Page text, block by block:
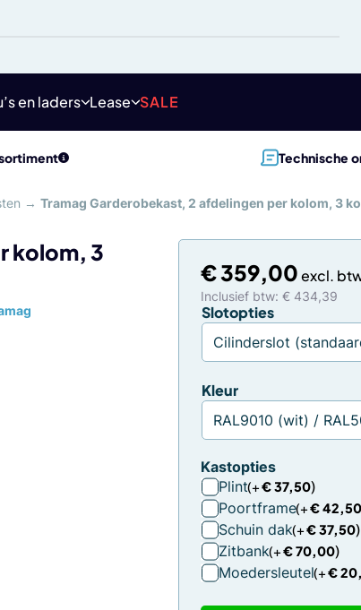
en laders Lease SALE
Technische
→ Tramag Garderobekast, 2 afdelingen per kolom, 3
kolom, 3
€359,00
Inclusief btw: € 434,39
Slotopties
Kleur
Kastopties
Plint
€37,50
Poortframe €
Schuin dak €37,50
Zitbank €70,00
Moedersleutel €